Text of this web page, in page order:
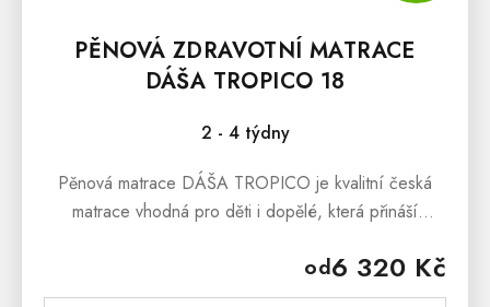
PĚNOVÁ ZDRAVOTNÍ MATRACE
DÁŠA TROPICO 18
2 - 4 týdny
od6 320 Kč
Pěnová matrace DÁŠA TROPICO je kvalitní česká
matrace vhodná pro děti i dopělé, která přináší
vlastnosti.Pěnová matrace DÁŠA...